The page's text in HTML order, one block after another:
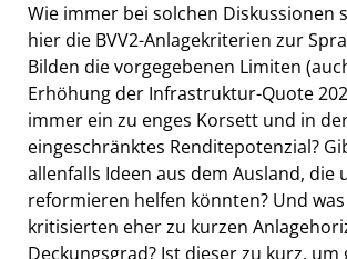
Wie immer bei solchen Diskussionen
hier die BVV2-Anlagekriterien zur
Bilden die vorgegebenen Limiten
Erhöhung der Infrastruktur-Quote
immer ein zu enges Korsett und in
eingeschränktes Renditepotenzial?
allenfalls Ideen aus dem Ausland, die
reformieren helfen könnten? Und
kritisierten eher zu kurzen
Deckungsgrad? Ist dieser zu kurz, um